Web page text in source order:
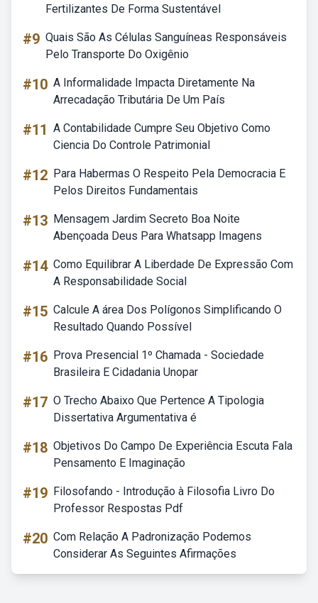
Fertilizantes De Forma Sustentável
#9 Quais São As Células Sanguíneas Responsáveis
Pelo Transporte Do Oxigênio
#10 A Informalidade Impacta Diretamente Na
Arrecadação Tributária De Um País
#11 A Contabilidade Cumpre Seu Objetivo Como
Ciencia Do Controle Patrimonial
#12 Para Habermas O Respeito Pela Democracia E
Pelos Direitos Fundamentais
#13 Mensagem Jardim Secreto Boa Noite
Abençoada Deus Para Whatsapp Imagens
#14 Como Equilibrar A Liberdade De Expressão Com
A Responsabilidade Social
#15 Calcule A área Dos Polígonos Simplificando O
Resultado Quando Possível
#16 Prova Presencial 1º Chamada - Sociedade
Brasileira E Cidadania Unopar
#17 O Trecho Abaixo Que Pertence A Tipologia
Dissertativa Argumentativa é
#18 Objetivos Do Campo De Experiência Escuta Fala
Pensamento E Imaginação
#19 Filosofando - Introdução à Filosofia Livro Do
Professor Respostas Pdf
#20 Com Relação A Padronização Podemos
Considerar As Seguintes Afirmações